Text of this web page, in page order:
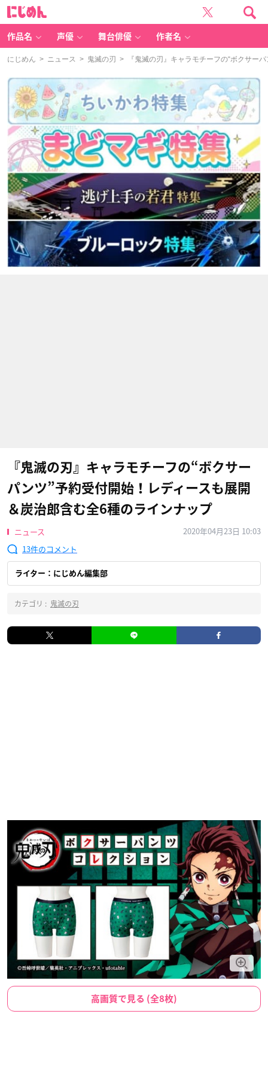
作品名 声優 舞台俳優 作者名
にじめん > ニュース > 鬼滅の刃 > 『鬼滅の刃』キャラモチーフの“ボクサー
『鬼滅の刃』キャラモチーフの“ボクサー
パンツ”予約受付開始！レディースも展開
＆炭治郎含む全6種のラインナップ
ニュース
2020年04月23日 10:03
13
ライター：にじめん編集部
カテゴリ : 鬼滅の刃
高画質で見る (全8枚)